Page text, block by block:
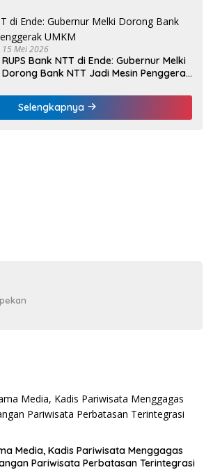
15 Mei 2026
RUPS Bank NTT di Ende: Gubernur Melki
Dorong Bank NTT Jadi Mesin Penggerak
Selengkapnya
Media, Kadis Pariwisata Menggagas
Pariwisata Perbatasan Terintegrasi